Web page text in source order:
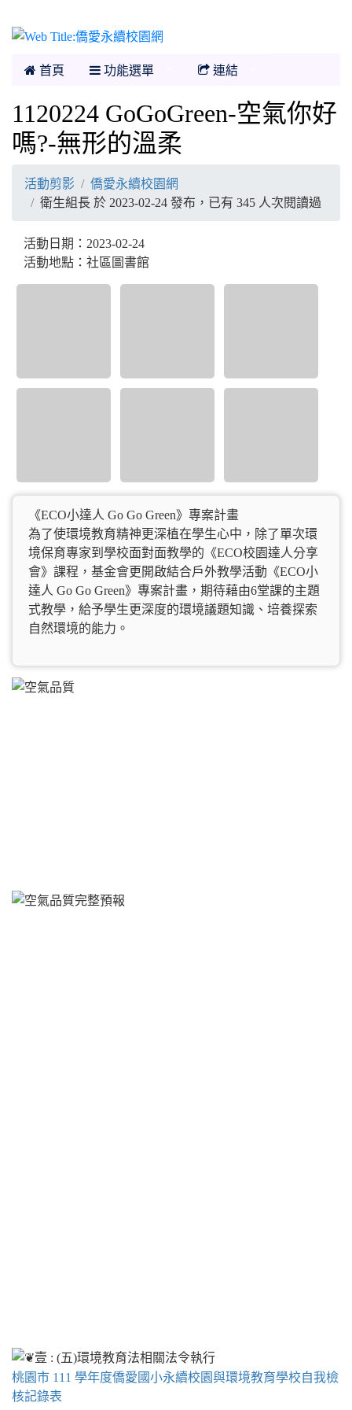
首頁 功能選單 連結
1120224 GoGoGreen-空氣你好
嗎?-無形的溫柔
活動剪影
僑愛永續校園網
衛生組長 於 2023-02-24 發布，已有 345 人次閱讀過
活動日期：2023-02-24
活動地點：社區圖書館
《ECO小達人 Go Go Green》專案計畫
為了使環境教育精神更深植在學生心中，除了單次環
境保育專家到學校面對面教學的《ECO校園達人分享
會》課程，基金會更開啟結合戶外教學活動《ECO小
達人 Go Go Green》專案計畫，期待藉由6堂課的主題
式教學，給予學生更深度的環境議題知識、培養探索
自然環境的能力。
桃園市 111 學年度僑愛國小永續校園與環境教育學校自我檢
核記錄表